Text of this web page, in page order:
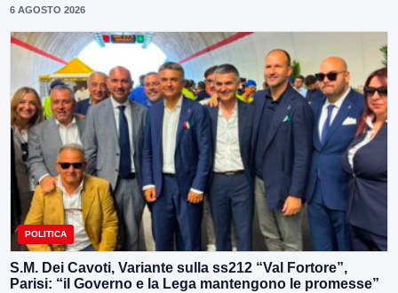
6 AGOSTO 2026
POLITICA
S.M. Dei Cavoti, Variante sulla ss212 “Val Fortore”,
Parisi: “il Governo e la Lega mantengono le promesse”